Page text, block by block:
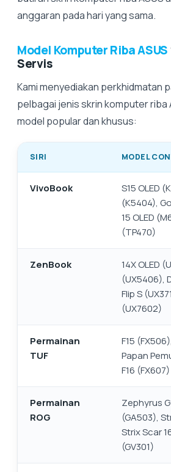
anggaran pada hari yang sama.
Model Komputer Riba ASUS
Servis
Kami menyediakan perkhidmatan
pelbagai jenis skrin komputer riba
model popular dan khusus:
SIRI MODEL
VivoBook
S15 OLED
(K5404),
15 OLED
(TP470)
ZenBook
14X OLED
(UX5406),
Flip S
(UX7602)
Permainan
TUF
F15
Papan
F16 (FX607)
Permainan
ROG
Zephyrus
(GA503),
Strix Scar
(GV301)